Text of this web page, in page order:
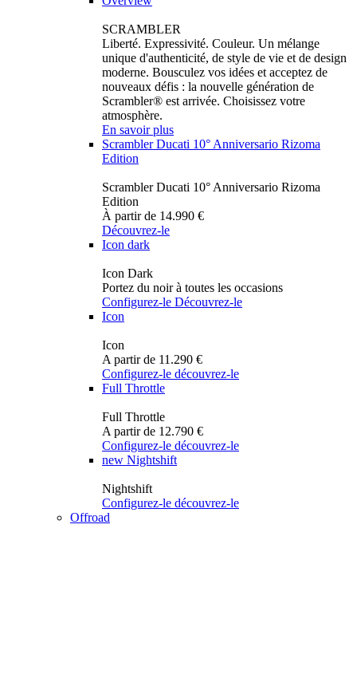
SCRAMBLER
Liberté. Expressivité. Couleur. Un mélange
unique d'authenticité, de style de vie et de design
moderne. Bousculez vos idées et acceptez de
nouveaux défis : la nouvelle génération de
Scrambler® est arrivée. Choisissez votre
atmosphère.
En savoir plus
Scrambler Ducati 10° Anniversario Rizoma
Edition
Scrambler Ducati 10° Anniversario Rizoma
Edition
À partir de 14.990 €
Découvrez-le
Icon dark
Icon Dark
Portez du noir à toutes les occasions
Configurez-le Découvrez-le
Icon
Icon
A partir de 11.290 €
Configurez-le découvrez-le
Full Throttle
Full Throttle
A partir de 12.790 €
Configurez-le découvrez-le
new Nightshift
Nightshift
Configurez-le découvrez-le
Offroad